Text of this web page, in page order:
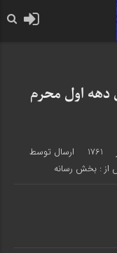
دهه اول محرم
ارسال توسط
: بخش رسانه